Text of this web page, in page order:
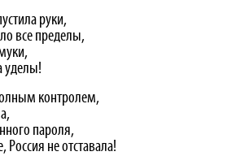
руки,
все пределы,
уделы!
контролем,
пароля,
Россия не отставала!